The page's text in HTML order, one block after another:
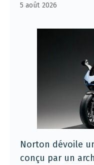
5 août 2026
Norton dévoile
conçu par un